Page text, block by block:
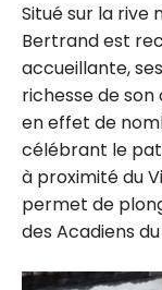
Situé sur la rive
Bertrand est
accueillante,
richesse de
en effet de
célébrant le
à proximité du
permet de
des Acadiens du